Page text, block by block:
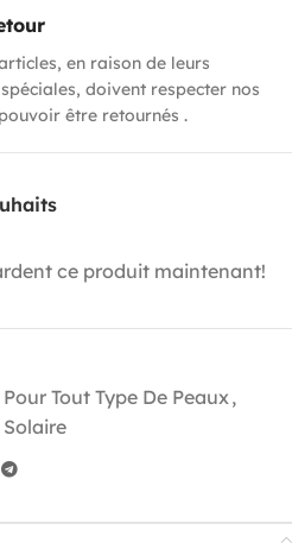
en raison de leurs
doivent respecter nos
être retournés .
ce produit maintenant!
Tout Type De Peaux ,
Solaire